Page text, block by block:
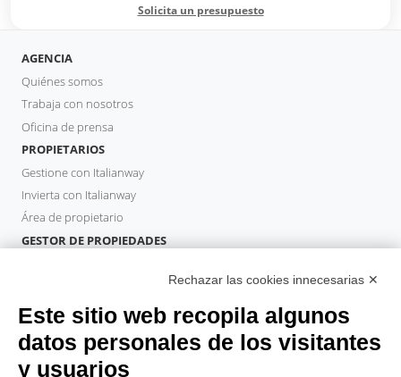
Solicita un presupuesto
AGENCIA
Quiénes somos
Trabaja con nosotros
Oficina de prensa
PROPIETARIOS
Gestione con Italianway
Invierta con Italianway
Área de propietario
GESTOR DE PROPIEDADES
HUÉSPEDES
Reserve una estancia
Estancias largas
Rechazar las cookies innecesarias ✕
Este sitio web recopila algunos
datos personales de los visitantes
y usuarios